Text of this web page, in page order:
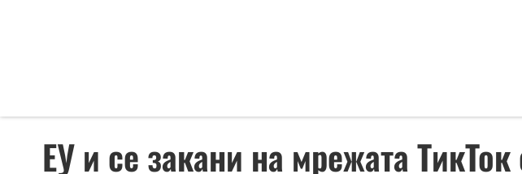
ЕУ и се закани на мрежата